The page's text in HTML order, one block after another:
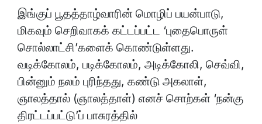
இங்குப் பூதத்தாழ்வாரின் மொழிப் பயன்பாடு,
மிகவும் செறிவாகக் கட்டப்பட்ட ‘புதைபொருள்
சொல்லாட்சி’களைக் கொண்டுள்ளது.
வடிக்கோலம், படிக்கோலம், அடிக்கோலி, செவ்வி,
பின்னும் நலம் புரிந்தது, கண்டு அகலாள்,
ஞாலத்தால் (ஞாலத்தாள்) எனச் சொற்கள் ‘நன்கு
திரட்டப்பட்டு’ப் பாசுரத்தில்